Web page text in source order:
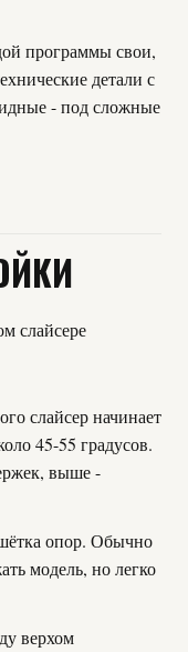
программы свои,
детали с
- под сложные
слайсере
слайсер начинает
45-55 градусов.
выше -
опор. Обычно
модель, но легко
верхом